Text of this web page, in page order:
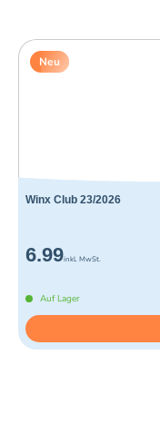
Neu
Winx Club 23/2026
6.99inkl. MwSt.
Auf Lager